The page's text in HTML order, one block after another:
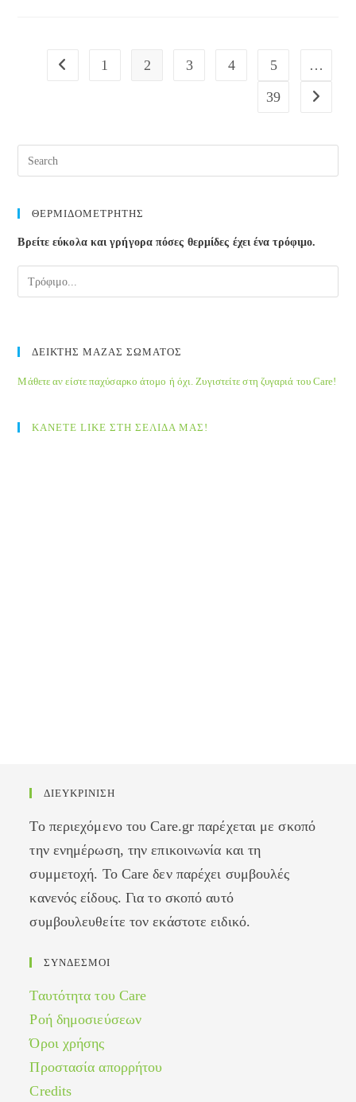
Go to the previous page
1 2 3 4 5
…
39
Go to
ΘΕΡΜΙΔΟΜΕΤΡΗΤΗΣ
Βρείτε εύκολα και γρήγορα πόσες θερμίδες έχει ένα τρόφιμο.
ΔΕΙΚΤΗΣ ΜΑΖΑΣ ΣΩΜΑΤΟΣ
Μάθετε αν είστε παχύσαρκο άτομο ή όχι. Ζυγιστείτε στη ζυγαριά του Care!
ΚΑΝΕΤΕ LIKE ΣΤΗ ΣΕΛΙΔΑ ΜΑΣ!
ΔΙΕΥΚΡΙΝΙΣΗ
Το περιεχόμενο του Care.gr παρέχεται με σκοπό
την ενημέρωση, την επικοινωνία και τη
συμμετοχή. Το Care δεν παρέχει συμβουλές
κανενός είδους. Για το σκοπό αυτό
συμβουλευθείτε τον εκάστοτε ειδικό.
ΣΥΝΔΕΣΜΟΙ
Ταυτότητα του Care
Ροή δημοσιεύσεων
Όροι χρήσης
Προστασία απορρήτου
Credits